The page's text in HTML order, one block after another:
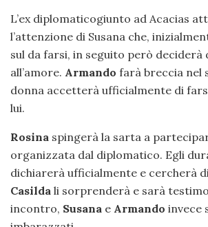
L’ex diplomaticogiunto ad Acacias
l’attenzione di Susana che,
sul da farsi, in seguito però
all’amore. Armando farà breccia nel
donna accetterà ufficialmente di
lui.
Rosina spingerà la sarta a
organizzata dal diplomatico. Egli
dichiarerà ufficialmente e cercherà
Casilda li sorprenderà e sarà
incontro, Susana e Armando invece